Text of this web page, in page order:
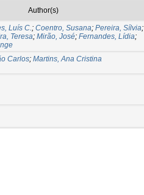
Author(s)
Luís C.; Coentro, Susana; Pereira, Sílvia;
Teresa; Mirão, José; Fernandes, Lídia;
Carlos; Martins, Ana Cristina